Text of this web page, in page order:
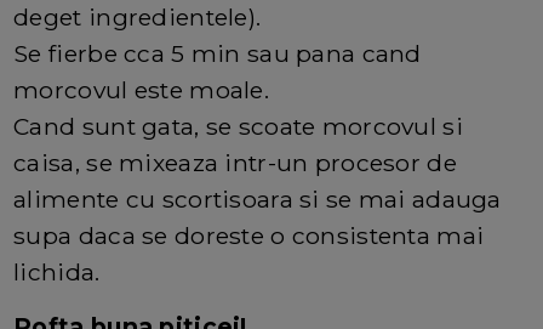
deget ingredientele).
Se fierbe cca 5 min sau pana cand
morcovul este moale.
Cand sunt gata, se scoate morcovul si
caisa, se mixeaza intr-un procesor de
alimente cu scortisoara si se mai adauga
supa daca se doreste o consistenta mai
lichida.